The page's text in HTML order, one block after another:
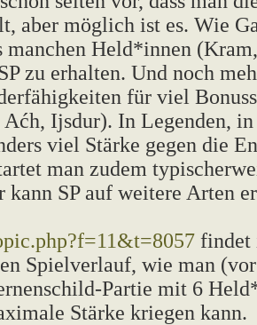
aber möglich ist es. Wie
manchen Held*innen
zu erhalten. Und noch
für viel
Ijsdur). In Legenden, in
viel Stärke gegen die
man zudem
kann SP auf weitere Arten
findet
Spielverlauf, wie man
Partie mit 6
Stärke kriegen kann.